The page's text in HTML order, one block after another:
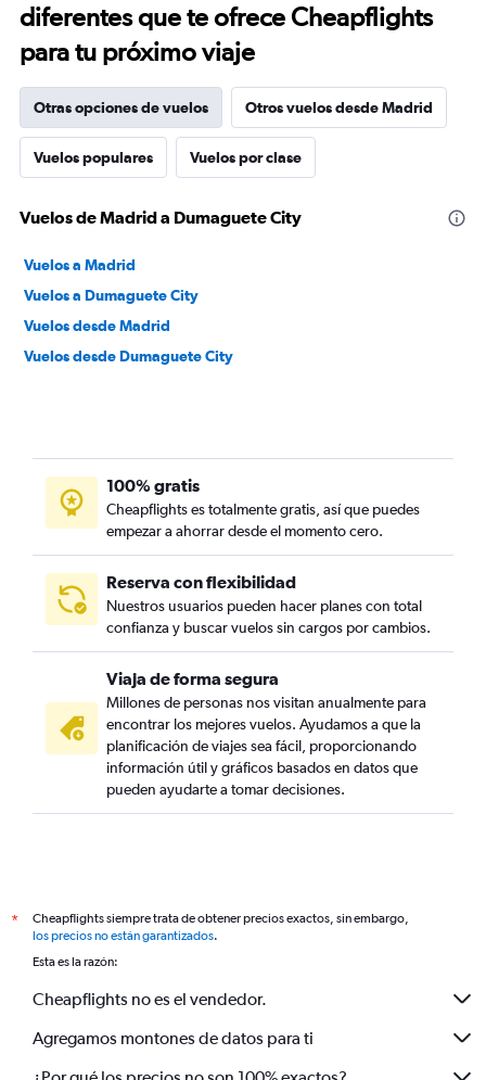
diferentes que te ofrece Cheapflights
para tu próximo viaje
Otras opciones de vuelos Otros vuelos desde Madrid
Vuelos populares Vuelos por clase
Vuelos de Madrid a Dumaguete City
Vuelos a Madrid
Vuelos a Dumaguete City
Vuelos desde Madrid
Vuelos desde Dumaguete City
100% gratis
Cheapflights es totalmente gratis, así que puedes
empezar a ahorrar desde el momento cero.
Reserva con flexibilidad
Nuestros usuarios pueden hacer planes con total
confianza y buscar vuelos sin cargos por cambios.
Viaja de forma segura
Millones de personas nos visitan anualmente para
encontrar los mejores vuelos. Ayudamos a que la
planificación de viajes sea fácil, proporcionando
información útil y gráficos basados en datos que
pueden ayudarte a tomar decisiones.
*
Cheapflights siempre trata de obtener precios exactos, sin embargo,
los precios no están garantizados.
Esta es la razón:
Cheapflights no es el vendedor.
Agregamos montones de datos para ti